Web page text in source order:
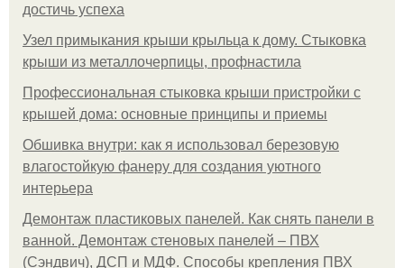
достичь успеха
Узел примыкания крыши крыльца к дому. Стыковка
крыши из металлочерпицы, профнастила
Профессиональная стыковка крыши пристройки с
крышей дома: основные принципы и приемы
Обшивка внутри: как я использовал березовую
влагостойкую фанеру для создания уютного
интерьера
Демонтаж пластиковых панелей. Как снять панели в
ванной. Демонтаж стеновых панелей – ПВХ
(Сэндвич), ДСП и МДФ. Способы крепления ПВХ